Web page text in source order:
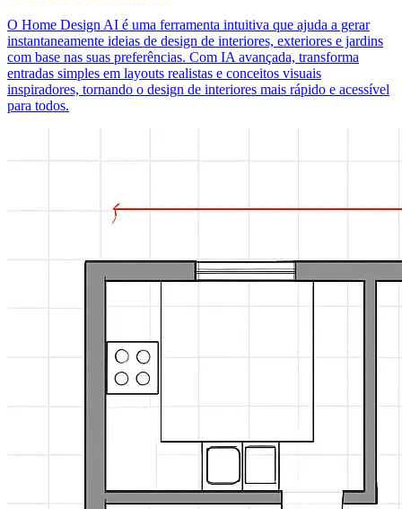
O Home Design AI é uma ferramenta intuitiva que ajuda a gerar
instantaneamente ideias de design de interiores, exteriores e jardins
com base nas suas preferências. Com IA avançada, transforma
entradas simples em layouts realistas e conceitos visuais
inspiradores, tornando o design de interiores mais rápido e acessível
para todos.